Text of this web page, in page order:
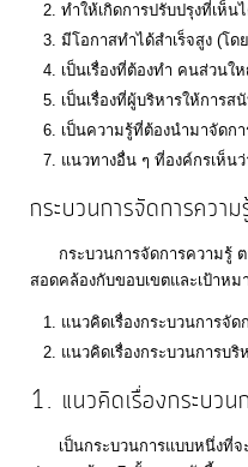
การ
เงิน
การ
คลัง
แผนการ
ป้องกัน
การ
ทุจริต
การ
การ
ทำให้เกิดการปรับปรุงที่เห็น
มีโอกาสทำได้สำเร็จสูง (โ
เป็นเรื่องที่ต้องทำ คนส่วนใ
เป็นเรื่องที่ผู้บริหารให้การส
เป็นความรู้ที่ต้องนำมาจัดกา
แนวทางอื่น ๆ ที่องค์กรเห็นว่
กระบวนการจัดการควา
กระบวนการจัดการความรู้ ต
สอดคล้องกับขอบเขตและเป้าห
แนวคิดเรื่องกระบวนการจัด
แนวคิดเรื่องกระบวนการบริ
1. แนวคิดเรื่องกระบว
เป็นกระบวนการแบบหนึ่งที่จะ